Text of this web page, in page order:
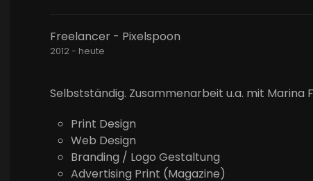
Freelancer - Pixelspoon
2012 - heute
Selbstständig. Zusammenarbeit u.a. mit Marina
Print Design
Web Design
Branding / Logo Gestaltung
Advertising Print (Magazine)